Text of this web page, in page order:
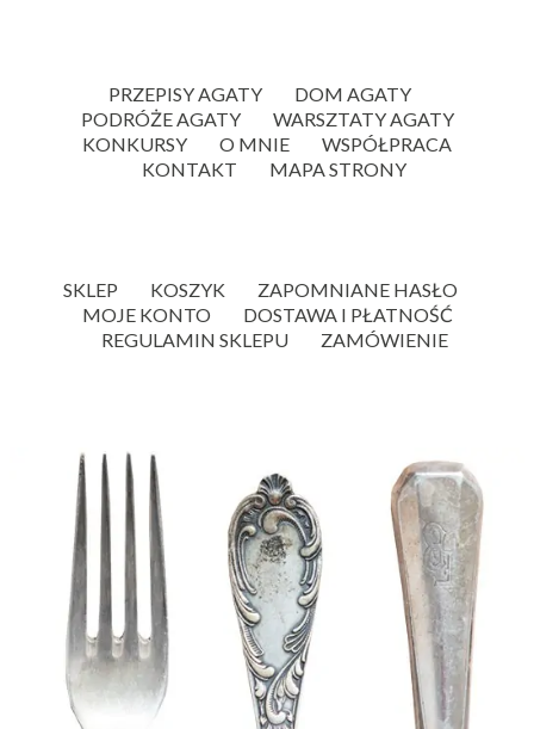
PRZEPISY AGATY
DOM AGATY
PODRÓŻE AGATY
WARSZTATY AGATY
KONKURSY
O MNIE
WSPÓŁPRACA
KONTAKT
MAPA STRONY
SKLEP KOSZYK
ZAPOMNIANE HASŁO
MOJE KONTO
DOSTAWA I PŁATNOŚĆ
REGULAMIN SKLEPU
ZAMÓWIENIE